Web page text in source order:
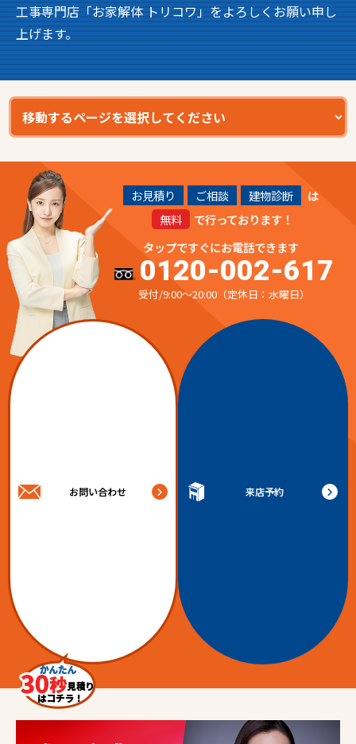
工事専門店「お家解体 トリコワ」をよろしくお願い申し
上げます。
お見積り ご相談 建物診断
は
無料
で行っております！
タップですぐにお電話できます
0120-002-617
受付/9:00～20:00（定休日：水曜日）
お問い合わせ 来店予約